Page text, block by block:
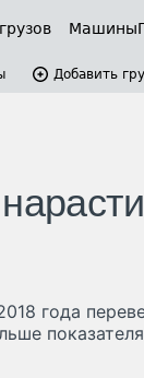
Машины
Добавить
года